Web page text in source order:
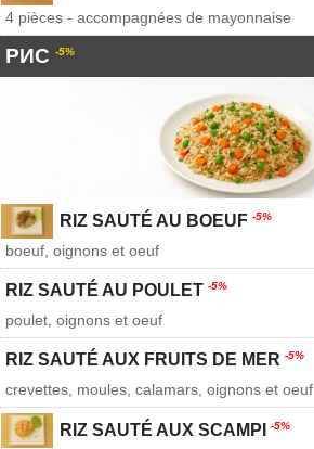
4 pièces - accompagnées de mayonnaise
РИС -5%
RIZ SAUTÉ AU BOEUF -5%
boeuf, oignons et oeuf
RIZ SAUTÉ AU POULET -5%
poulet, oignons et oeuf
RIZ SAUTÉ AUX FRUITS DE MER -5%
crevettes, moules, calamars, oignons et oeuf
RIZ SAUTÉ AUX SCAMPI -5%